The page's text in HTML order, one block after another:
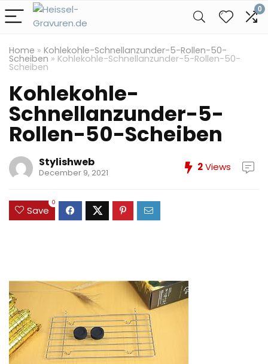
0
Home » Kohlekohle-Schnellanzunder-5-Rollen-50-
Scheiben » Kohlekohle-Schnellanzunder-5-Rollen-50-
Scheiben
Kohlekohle-
Schnellanzunder-5-
Rollen-50-Scheiben
Stylishweb
December 9, 2021 2Views
Save
0